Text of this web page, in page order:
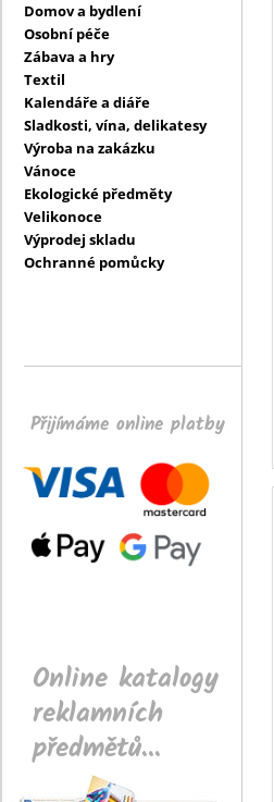
Domov a bydlení
Osobní péče
Zábava a hry
Textil
Kalendáře a diáře
Sladkosti, vína, delikatesy
Výroba na zakázku
Vánoce
Ekologické předměty
Velikonoce
Výprodej skladu
Ochranné pomůcky
Přijímáme online platby
Online katalogy
reklamních
předmětů...